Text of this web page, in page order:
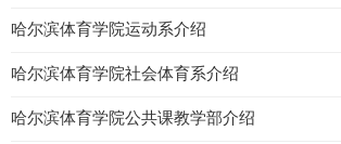
哈尔滨体育学院运动系介绍
哈尔滨体育学院社会体育系介绍
哈尔滨体育学院公共课教学部介绍